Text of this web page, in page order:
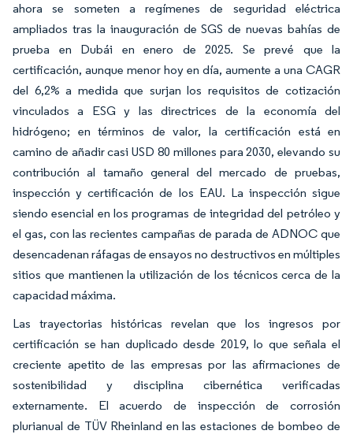
ahora se someten a regímenes de seguridad eléctrica
ampliados tras la inauguración de SGS de nuevas bahías de
prueba en Dubái en enero de 2025. Se prevé que la
certificación, aunque menor hoy en día, aumente a una CAGR
del 6,2% a medida que surjan los requisitos de cotización
vinculados a ESG y las directrices de la economía del
hidrógeno; en términos de valor, la certificación está en
camino de añadir casi USD 80 millones para 2030, elevando su
contribución al tamaño general del mercado de pruebas,
inspección y certificación de los EAU. La inspección sigue
siendo esencial en los programas de integridad del petróleo y
el gas, con las recientes campañas de parada de ADNOC que
desencadenan ráfagas de ensayos no destructivos en múltiples
sitios que mantienen la utilización de los técnicos cerca de la
capacidad máxima.
Las trayectorias históricas revelan que los ingresos por
certificación se han duplicado desde 2019, lo que señala el
creciente apetito de las empresas por las afirmaciones de
sostenibilidad y disciplina cibernética verificadas
externamente. El acuerdo de inspección de corrosión
plurianual de TÜV Rheinland en las estaciones de bombeo de